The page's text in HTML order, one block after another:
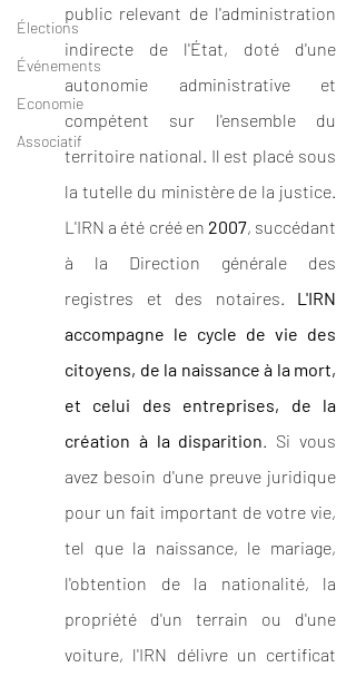
Élections
Événements
Economie
Associatif
public relevant de l'administration
indirecte de l'État, doté d'une
autonomie administrative et
compétent sur l'ensemble du
territoire national. Il est placé sous
la tutelle du ministère de la justice.
L'IRN a été créé en 2007, succédant
à la Direction générale des
registres et des notaires. L'IRN
accompagne le cycle de vie des
citoyens, de la naissance à la mort,
et celui des entreprises, de la
création à la disparition . Si vous
avez besoin d'une preuve juridique
pour un fait important de votre vie,
tel que la naissance, le mariage,
l'obtention de la nationalité, la
propriété d'un terrain ou d'une
voiture, l'IRN délivre un certificat